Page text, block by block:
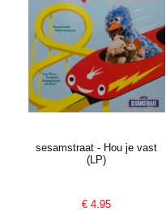
sesamstraat - Hou je vast
(LP)
€4.95